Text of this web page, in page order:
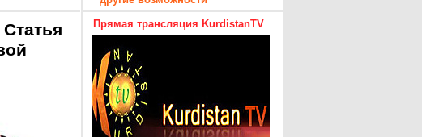
Прямая трансляция KurdistanTV